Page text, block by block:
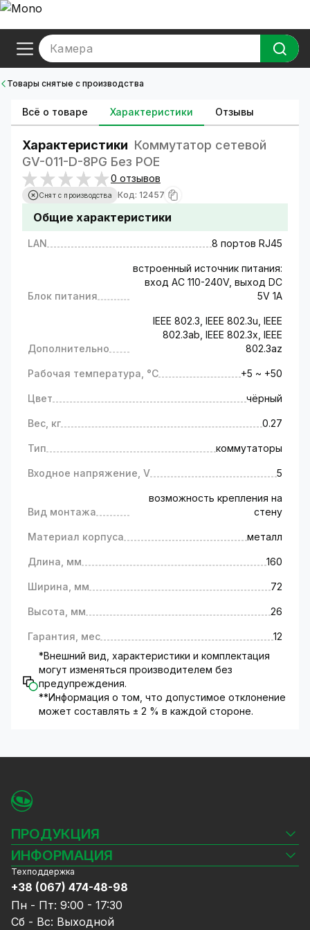
Камера
Товары снятые с производства
Всё о товаре Характеристики Отзывы
Характеристики Коммутатор сетевой
GV-011-D-8PG Без POE
0 отзывов
Снят с производства Код: 12457
Общие характеристики
LAN 8 портов RJ45
Блок питания
встроенный источник питания:
вход АС 110-240V, выход DC
5V 1A
Дополнительно
IEEE 802.3, IEEE 802.3u, IEEE
802.3ab, IEEE 802.3x, IEEE
802.3az
Рабочая температура, °C +5 ~ +50
Цвет чёрный
Вес, кг 0.27
Тип коммутаторы
Входное напряжение, V 5
Вид монтажа
возможность крепления на
стену
Материал корпуса металл
Длина, мм 160
Ширина, мм 72
Высота, мм 26
Гарантия, мес
12
*Внешний вид, характеристики и комплектация
могут изменяться производителем без
предупреждения.
**Информация о том, что допустимое отклонение
может составлять ± 2 % в каждой стороне.
ПРОДУКЦИЯ
Камеры видеонаблюдения
Видеорегистраторы
Комплекты видеонаблюдения
СКУД
Источники питания
ИНФОРМАЦИЯ
Блог
Доставка и оплата
Гарантия и Сервисное обслуживание
Политика конфиденциальности
Техподдержка
+38 (067) 474-48-98
Пн - Пт: 9:00 - 17:30
Сб - Вс: Выходной